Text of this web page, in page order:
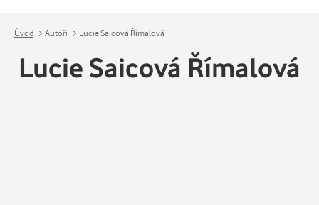
Úvod Autoři Lucie Saicová Římalová
Lucie Saicová Římalová